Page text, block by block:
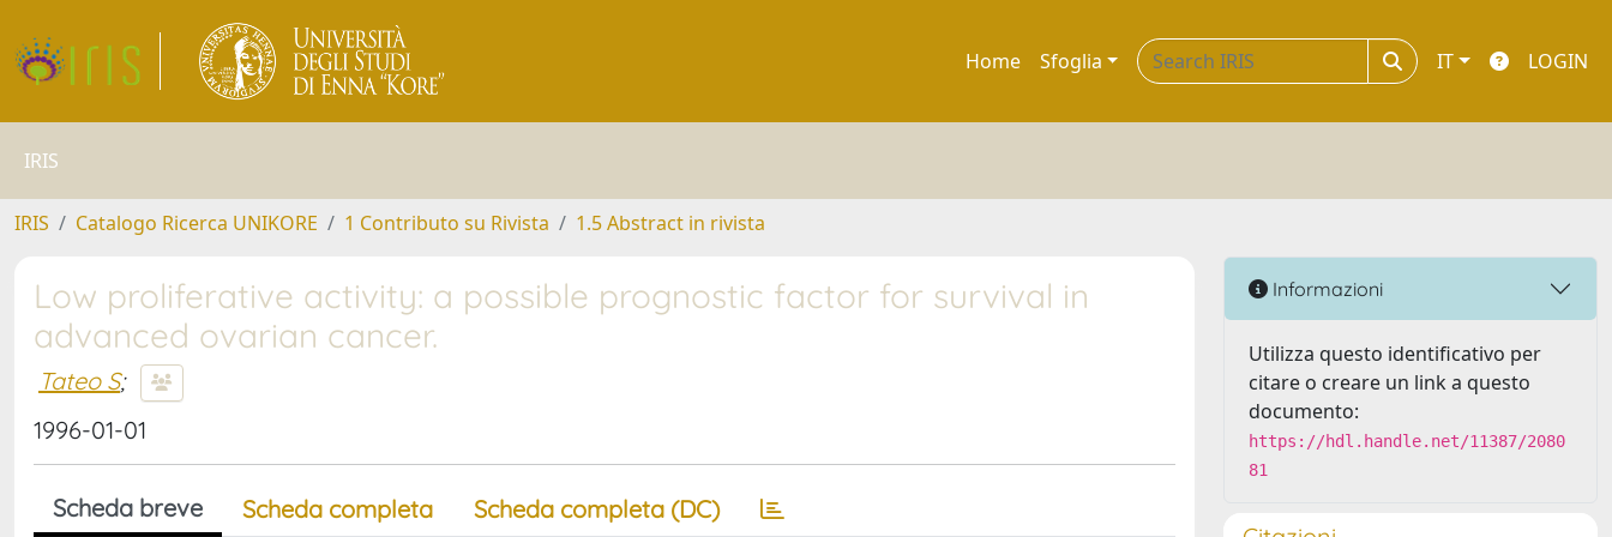
Home Sfoglia IT LOGIN
IRIS
IRIS Catalogo Ricerca UNIKORE 1 Contributo su Rivista 1.5 Abstract in rivista
Low proliferative activity: a possible prognostic factor for survival in
advanced ovarian cancer.
Tateo S;
1996-01-01
Scheda breve Scheda completa Scheda completa (DC)
Informazioni
Utilizza questo identificativo per
citare o creare un link a questo
documento:
https://hdl.handle.net/11387/2080
81